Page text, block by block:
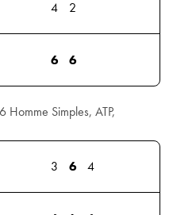
4 2
6 6
Simples, ATP,
3 6 4